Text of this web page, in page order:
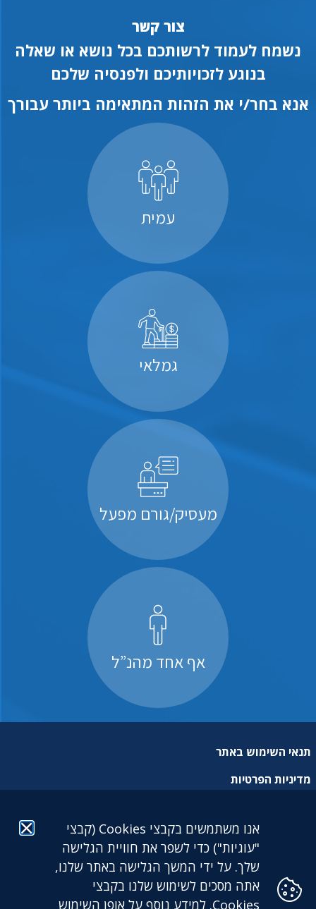
צור קשר
נשמח לעמוד לרשותכם בכל נושא או שאלה
בנוגע לזכויותיכם ולפנסיה שלכם
אנא בחר/י את הזהות המתאימה ביותר עבורך
עמית
גמלאי
מעסיק/גורם מפעל
אף אחד מהנ”ל
תנאי השימוש באתר
מדיניות הפרטיות
הצהרת נגישות
אנו משתמשים בקבצי Cookies (קבצי
"עוגיות") כדי לשפר את חוויית הגלישה
שלך. על ידי המשך הגלישה באתר שלנו,
אתה מסכים לשימוש שלנו בקבצי
Cookies. למידע נוסף על אופן השימוש